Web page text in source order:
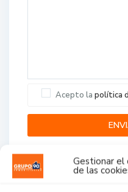
Gestionar el
de las
Acepto la política